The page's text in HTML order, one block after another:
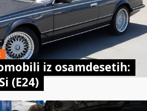
iz osamdesetih:
(E24)